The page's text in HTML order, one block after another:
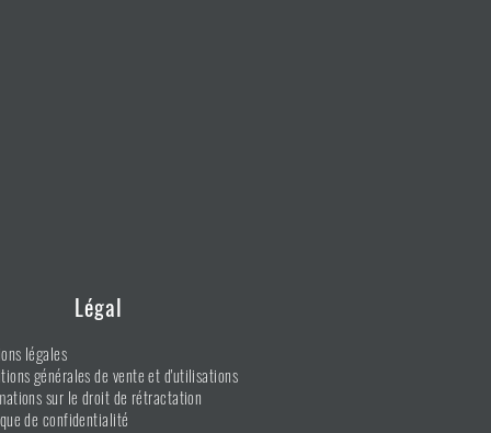
Légal
légales
générales de vente et d'utilisations
sur le droit de rétractation
de confidentialité